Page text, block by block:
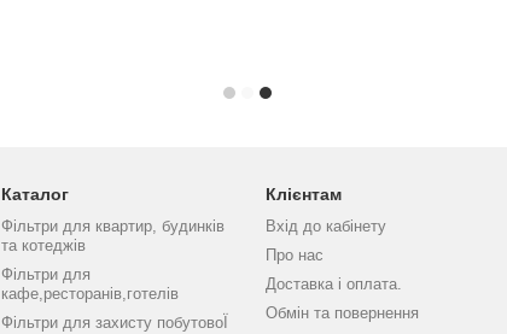
Каталог
Фільтри для квартир, будинків
та котеджів
Фільтри для
кафе,ресторанів,готелів
Фільтри для захисту побутовоЇ
Клієнтам
Вхід до кабінету
Про нас
Доставка і оплата.
Обмін та повернення